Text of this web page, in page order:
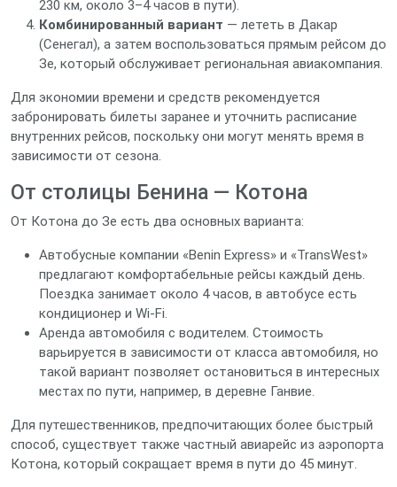
230 км, около 3–4 часов в пути).
Комбинированный вариант — лететь в Дакар
(Сенегал), а затем воспользоваться прямым рейсом до
Зе, который обслуживает региональная авиакомпания.
Для экономии времени и средств рекомендуется
забронировать билеты заранее и уточнить расписание
внутренних рейсов, поскольку они могут менять время в
зависимости от сезона.
От столицы Бенина — Котона
От Котона до Зе есть два основных варианта:
Автобусные компании «Benin Express» и «TransWest»
предлагают комфортабельные рейсы каждый день.
Поездка занимает около 4 часов, в автобусе есть
кондиционер и Wi‑Fi.
Аренда автомобиля с водителем. Стоимость
варьируется в зависимости от класса автомобиля, но
такой вариант позволяет остановиться в интересных
местах по пути, например, в деревне Ганвие.
Для путешественников, предпочитающих более быстрый
способ, существует также частный авиарейс из аэропорта
Котона, который сокращает время в пути до 45 минут.